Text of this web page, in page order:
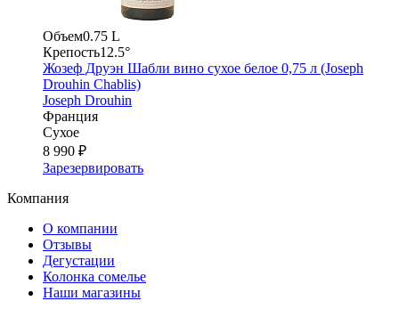
Объем0.75 L
Крепость12.5°
Жозеф Друэн Шабли вино сухое белое 0,75 л (Joseph
Drouhin Chablis)
Joseph Drouhin
Франция
Сухое
8 990 ₽
Зарезервировать
Компания
О компании
Отзывы
Дегустации
Колонка сомелье
Наши магазины